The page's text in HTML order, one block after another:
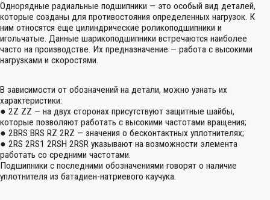
Однорядные радиальные подшипники — это особый вид деталей,
которые созданы для противостояния определенных нагрузок. К
ним относятся еще цилиндрические роликоподшипники и
игольчатые. Данные шарикоподшипники встречаются наиболее
часто на производстве. Их предназначение — работа с высокими
нагрузками и скоростями.
В зависимости от обозначений на детали, можно узнать их
характеристики:
● 2Z ZZ — на двух сторонах присутствуют защитные шайбы,
которые позволяют работать с высокими частотами вращения;
● 2BRS BRS RZ 2RZ — значения о бесконтактных уплотнителях;
● 2RS 2RS1 2RSH 2RSR указывают на возможности элемента
работать со средними частотами.
Подшипники с последними обозначениями говорят о наличие
уплотнителя из батадиен-натриевого каучука.